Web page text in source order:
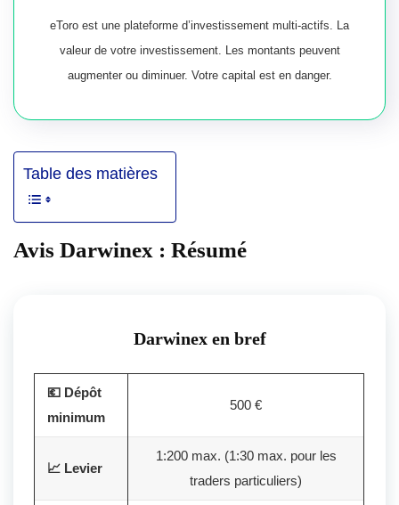
eToro est une plateforme d’investissement multi-actifs. La
valeur de votre investissement. Les montants peuvent
augmenter ou diminuer. Votre capital est en danger.
Table des matières
Avis Darwinex : Résumé
Darwinex en bref
💶 Dépôt
minimum
500 €
📈 Levier
1:200 max. (1:30 max. pour les
traders particuliers)